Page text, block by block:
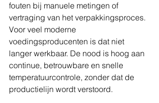
fouten bij manuele metingen of
vertraging van het verpakkingsproces.
Voor veel moderne
voedingsproducenten is dat niet
langer werkbaar. De nood is hoog aan
continue, betrouwbare en snelle
temperatuurcontrole, zonder dat de
productielijn wordt verstoord.